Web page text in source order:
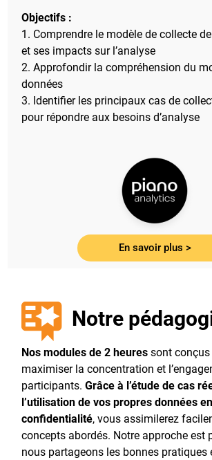
Objectifs :
1. Comprendre le modèle de collecte
et ses impacts sur l’analyse
2. Approfondir la compréhension du
données
3. Identifier les principaux cas de
pour répondre aux besoins d’analyse
En savoir plus >
Notre
Nos modules de 2 heures sont
maximiser la concentration et
participants.Grâce à l’étude de cas
l’utilisation de vos propres données
confidentialité, vous assimilerez
concepts abordés. Notre approche est
nous partageons les bonnes pratiques